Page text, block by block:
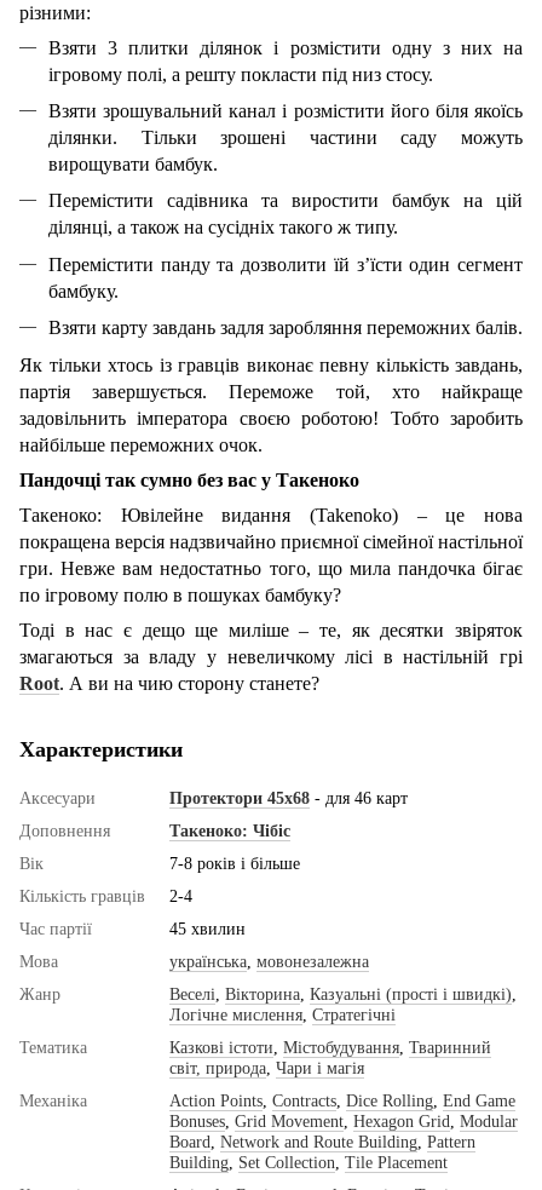
різними:
Взяти 3 плитки ділянок і розмістити одну з них на
ігровому полі, а решту покласти під низ стосу.
Взяти зрошувальний канал і розмістити його біля якоїсь
ділянки. Тільки зрошені частини саду можуть
вирощувати бамбук.
Перемістити садівника та виростити бамбук на цій
ділянці, а також на сусідніх такого ж типу.
Перемістити панду та дозволити їй з’їсти один сегмент
бамбуку.
Взяти карту завдань задля заробляння переможних балів.
Як тільки хтось із гравців виконає певну кількість завдань,
партія завершується. Переможе той, хто найкраще
задовільнить імператора своєю роботою! Тобто заробить
найбільше переможних очок.
Пандочці так сумно без вас у Такеноко
Такеноко: Ювілейне видання (Takenoko) – це нова
покращена версія надзвичайно приємної сімейної настільної
гри. Невже вам недостатньо того, що мила пандочка бігає
по ігровому полю в пошуках бамбуку?
Тоді в нас є дещо ще миліше – те, як десятки звіряток
змагаються за владу у невеличкому лісі в настільній грі
Root. А ви на чию сторону станете?
Характеристики
Аксесуари Протектори 45x68 - для 46 карт
Доповнення
Такеноко: Чібіс
Вік
7-8 років і більше
Кількість гравців
2-4
Час партії
45 хвилин
Мова
українська мовонезалежна
Жанр
Веселі Вікторина Казуальні (прості і швидкі)
Логічне мислення Стратегічні
Тематика
Казкові істоти Містобудування Тваринний
світ, природа Чари і магія
Механіка
Action Points Contracts Dice Rolling End Game
Bonuses Grid Movement Hexagon Grid Modular
Board Network and Route Building Pattern
Building Set Collection Tile Placement